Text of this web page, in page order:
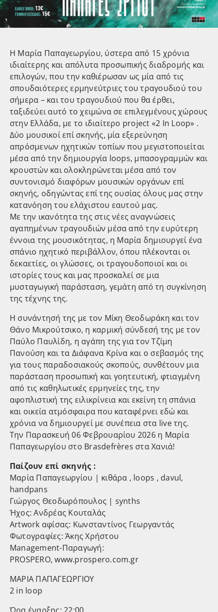
Η Μαρία Παπαγεωργίου, ύστερα από 15 χρόνια
ιδιαίτερης και απόλυτα προσωπικής διαδρομής και
επιλογών, που την καθιέρωσαν ως μία από τις
σπουδαιότερες ερμηνεύτριες του τραγουδιού του
σήμερα – και του τραγουδιού που θα έρθει,
ταξιδεύει αυτό το χειμώνα σε επιλεγμένους χώρους
στην Ελλάδα, με το ιδιαίτερο project «2 In Loop» .
Δύο μουσικοί επί σκηνής, μία εξερεύνηση
απρόσμενων ηχητικών τοπίων που μεγιστοποιείται
μέσα από την δημιουργία loops, μπασογραμμών και
κρουστών και ολοκληρώνεται μέσα από τον
συντονισμό διαφόρων μουσικών οργάνων επί
σκηνής, οδηγώντας επί της ουσίας όλους μας στην
κατανόηση του ελάχιστου εαυτού μας.
Με την ικανότητα της στις νέες αναγνώσεις
αγαπημένων τραγουδιών μέσα από την ευρύτερη
έννοια της μουσικότητας, η Μαρία δημιουργεί ένα
σπάνιο ηχητικό περιβάλλον, όπου πλέκονται οι
δεκαετίες, οι γλώσσες, οι τραγουδοποιοί και οι
ιστορίες τους και μας προσκαλεί σε μια
μυσταγωγική παράσταση, γεμάτη από τη συγκίνηση
της τέχνης της.
Η συνάντησή της με τον Μίκη Θεοδωράκη και τον
Θάνο Μικρούτσικο, η καρμική σύνδεσή της με τον
Παύλο Παυλίδη, η αγάπη της για τον Τζίμη
Πανούση και τα Διάφανα Κρίνα και ο σεβασμός της
για τους παραδοσιακούς σκοπούς, συνθέτουν μια
παράσταση προσωπική και γοητευτική, φτιαγμένη
από τις καθηλωτικές ερμηνείες της, την
αφοπλιστική της ειλικρίνεια και εκείνη τη σπάνια
και οικεία ατμόσφαιρα που καταφέρνει εδώ και
χρόνια να δημιουργεί με συνέπεια στα live της.
Την Παρασκευή 06 Φεβρουαρίου 2026 η Μαρία
Παπαγεωργίου στο Brasdefrères στα Χανιά!
Παίζουν επί σκηνής :
Μαρία Παπαγεωργίου | κιθάρα , loops , davul,
handpans
Γιώργος Θεοδωρόπουλος | synths
Ήχος: Ανδρέας Κουταλάς
Artwork αφίσας: Κωνσταντίνος Γεωργαντάς
Φωτογραφίες: Άκης Χρήστου
Management-Παραγωγή:
PROSPERO, www.prospero.com.gr
ΜΑΡΙΑ ΠΑΠΑΓΕΩΡΓΙΟΥ
2 in loop